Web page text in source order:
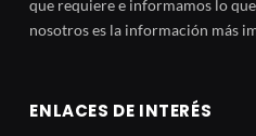
que requiere e informamos lo
nosotros es la información más
ENLACES DE INTERÉS